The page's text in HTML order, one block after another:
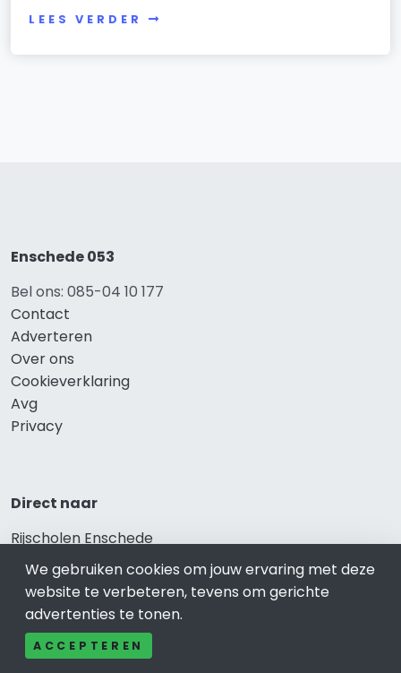
LEES VERDER
Enschede 053
Bel ons: 085-04 10 177
Contact
Adverteren
Over ons
Cookieverklaring
Avg
Privacy
Direct naar
Rijscholen Enschede
Fietswinkels Enschede
Taxi Enschede
Kapper Enschede
Afvallen Enschede
We gebruiken cookies om jouw ervaring met deze
website te verbeteren, tevens om gerichte
advertenties te tonen.
ACCEPTEREN